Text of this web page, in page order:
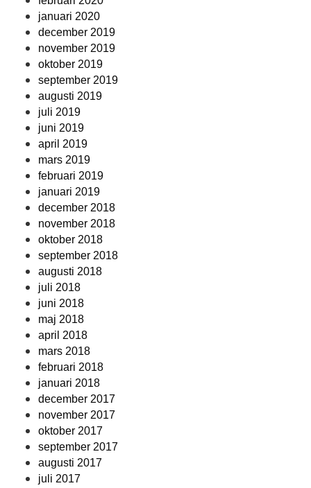
januari 2020
december 2019
november 2019
oktober 2019
september 2019
augusti 2019
juli 2019
juni 2019
april 2019
mars 2019
februari 2019
januari 2019
december 2018
november 2018
oktober 2018
september 2018
augusti 2018
juli 2018
juni 2018
maj 2018
april 2018
mars 2018
februari 2018
januari 2018
december 2017
november 2017
oktober 2017
september 2017
augusti 2017
juli 2017